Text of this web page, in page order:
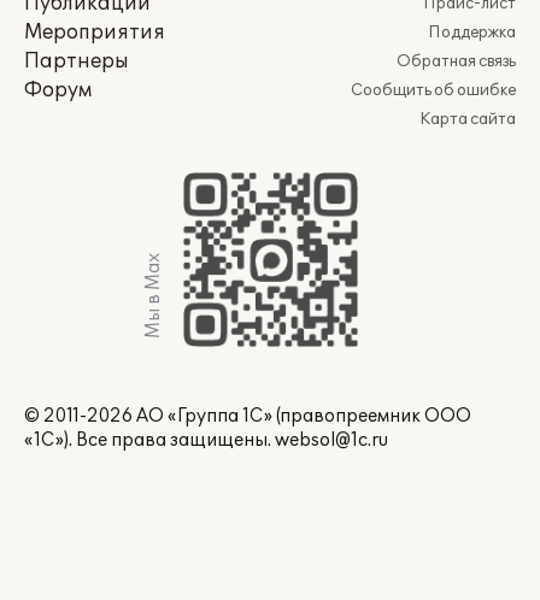
Мероприятия
Партнеры
Форум
Поддержка
Обратная связь
Сообщить об ошибке
Карта сайта
Мы в Max
© 2011-2026 АО «Группа 1С» (правопреемник ООО
«1С»). Все права защищены. websol@1c.ru